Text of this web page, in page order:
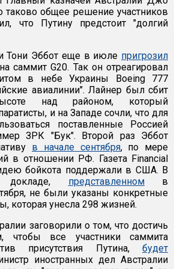
таково общее решение участников
что Путину предстоит "долгий
Тони Эббот еще в июле пригрозил
саммит G20. Так он отреагировал
в небе Украины Boeing 777
авиалинии". Лайнер был сбит
над районом, который
и на Западе сочли, что для
поставленные Россией
ЗРК "Бук". Второй раз Эббот
в начале сентября, по мере
в отношении РФ. Газета Financial
бойкота поддержали в США. В
докладе, представленномв
не были указаны конкретные
которая унесла 298 жизней.
заговорили о том, что достичь
чтобы все участники саммита
присутствия Путина, будет
иностранных дел Австралии